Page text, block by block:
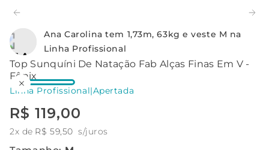
Ana Carolina tem 1,73m, 63kg e veste M na
Linha Profissional
Top Sunquíni De Natação Fab Alças Finas Em V -
Fênix
Linha Profissional|Apertada
R$ 119,00
2x de R$ 59,50 s/juros